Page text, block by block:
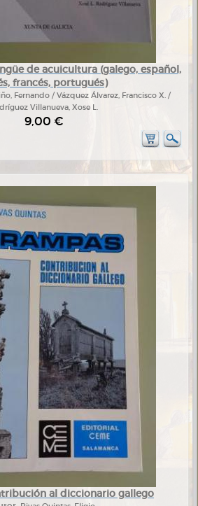
de acuicultura (galego, español,
francés, portugués)
Fernando / Vázquez Álvarez, Francisco X. /
Villanueva, Xose L.
9,00 €
al diccionario gallego